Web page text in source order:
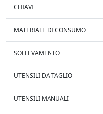
CHIAVI
MATERIALE DI CONSUMO
SOLLEVAMENTO
UTENSILI DA TAGLIO
UTENSILI MANUALI